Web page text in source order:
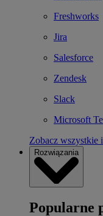
Freshworks
Jira
Salesforce
Zendesk
Slack
Microsoft
Zobacz wszystkie
Rozwiązania
Popularne